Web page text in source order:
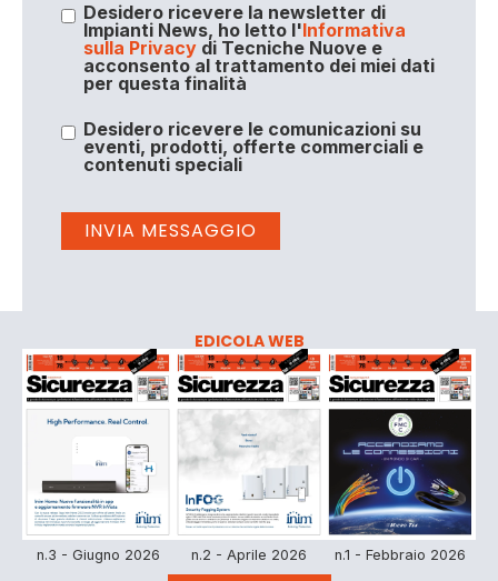
Desidero ricevere la newsletter di
Impianti News, ho letto l'Informativa
sulla Privacydi Tecniche Nuove e
acconsento al trattamento dei miei dati
per questa finalità
Desidero ricevere le comunicazioni su
eventi, prodotti, offerte commerciali e
contenuti speciali
EDICOLA WEB
n.3 - Giugno 2026 n.2 - Aprile 2026 n.1 - Febbraio 2026